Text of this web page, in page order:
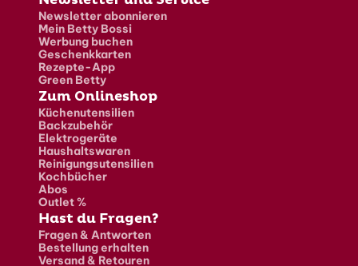
Newsletter abonnieren
Mein Betty Bossi
Werbung buchen
Geschenkkarten
Rezepte-App
Green Betty
Zum Onlineshop
Küchenutensilien
Backzubehör
Elektrogeräte
Haushaltswaren
Reinigungsutensilien
Kochbücher
Abos
Outlet %
Hast du Fragen?
Fragen & Antworten
Bestellung erhalten
Versand & Retouren